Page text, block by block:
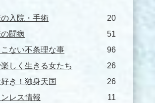
入院・手術
20
闘病
51
ない不条理な事
96
しく生きる女たち
26
き！独身天国
26
レス情報
11